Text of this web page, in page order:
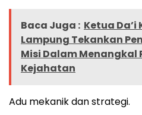
Baca Juga : Ketua
Lampung Tekankan
Misi Dalam Menangkal
Kejahatan
Adu mekanik dan strategi.